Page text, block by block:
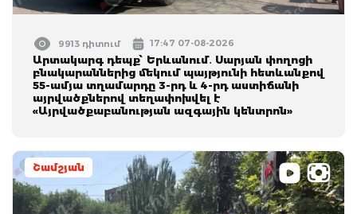
9913 դիտում 17:47 07-08-2026
Արտակարգ դեպք՝ Երևանում․ Սարյան փողոցի
բնակարաններից մեկում պայթյունի հետևանքով
55-ամյա տղամարդը 3-րդ և 4-րդ աստիճանի
այրվածքներով տեղափոխվել է
«Այրվածքաբանության ազգային կենտրոն»
Շամշյան